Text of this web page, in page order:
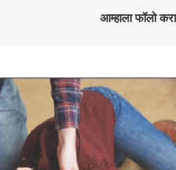
आम्हाला फॉलो